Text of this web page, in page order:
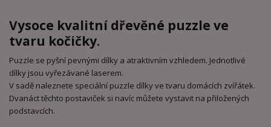
Vysoce kvalitní dřevěné puzzle ve
tvaru kočičky.
Puzzle se pyšní pevnými dílky a atraktivním vzhledem. Jednotlivé
dílky jsou vyřezávané laserem.
V sadě naleznete speciální puzzle dílky ve tvaru domácích zvířátek.
Dvanáct těchto postaviček si navíc můžete vystavit na přiložených
podstavcích.